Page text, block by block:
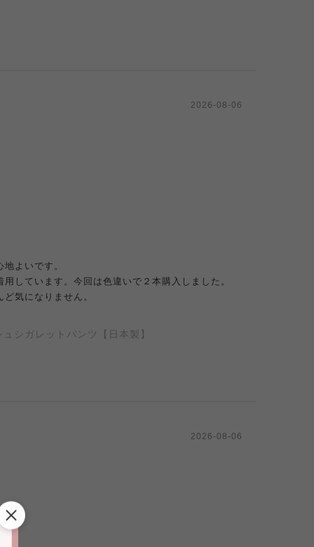
2026-08-06
よいです。
しています。今回は色違いで２本購入しました。
気になりません。
シガレットパンツ【日本製】
2026-08-06